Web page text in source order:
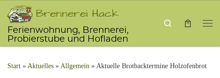
Zum Inhalt springen
Brennerei Hack
Ferienwohnung, Brennerei,
Probierstube und Hofladen
Search
Start » Aktu­el­les » Allgemein » Aktuelle Brotbacktermine Holzofenbrot